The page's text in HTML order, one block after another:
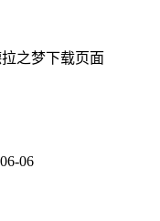
之梦下载页面
06